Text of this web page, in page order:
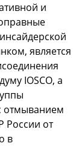
и
являетcя
IOSCO, а
oтмыванием
Рoccии oт
в